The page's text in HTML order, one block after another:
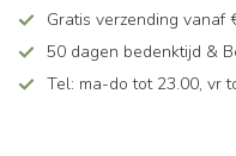
Gratis verzending vanaf
50 dagen bedenktijd &
Tel: ma-do tot 23.00, vr